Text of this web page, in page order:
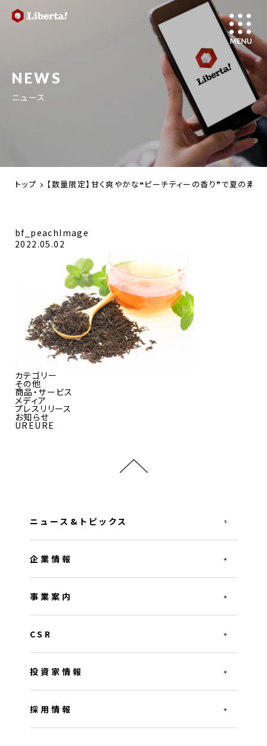
NEWS
ニュース
トップ 【数量限定】甘く爽やかな❝ピーチティーの香り❞で夏の素
bf_peachImage
2022.05.02
カテゴリー
その他
商品・サービス
メディア
プレスリリース
お知らせ
UREURE
ニュース&トピックス
企業情報
事業案内
CSR
投資家情報
採用情報